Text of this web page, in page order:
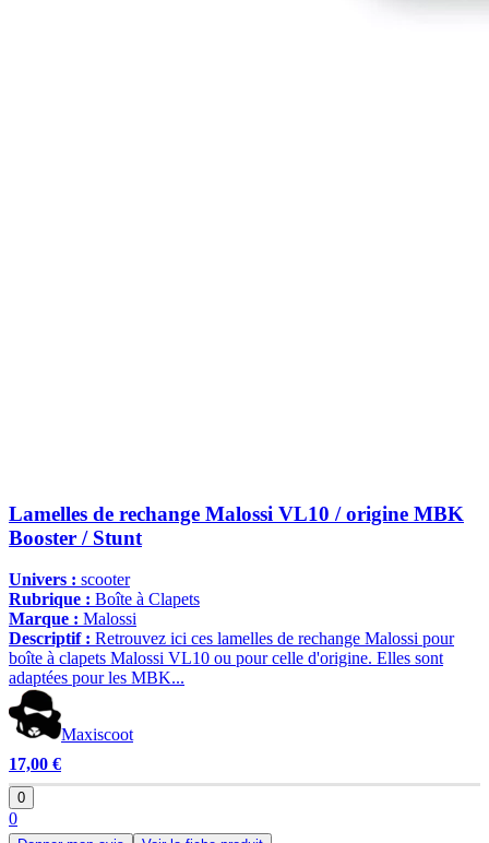
Lamelles de rechange Malossi VL10 / origine MBK
Booster / Stunt
Univers : scooter
Rubrique : Boîte à Clapets
Marque : Malossi
Descriptif : Retrouvez ici ces lamelles de rechange Malossi pour
boîte à clapets Malossi VL10 ou pour celle d'origine. Elles sont
adaptées pour les MBK...
Maxiscoot
17,00 €
0
0